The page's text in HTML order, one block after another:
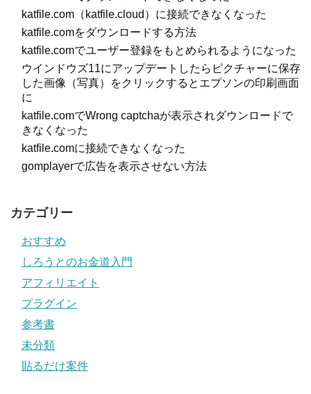
katfile.com（katfile.cloud）に接続できなくなった
katfile.comをダウンロードする方法
katfile.comでユーザー登録をもとめられるようになった
ウインドウズ11にアップデートしたらピクチャーに保存
した画像（写真）をクリックするとエプソンの印刷画面
に
katfile.comでWrong captchaが表示されダウンロードで
きなくなった
katfile.comに接続できなくなった
gomplayerで広告を表示させない方法
カテゴリー
おすすめ
しろうとのお金道入門
アフィリエイト
プラグイン
参考書
未分類
貼るだけ案件